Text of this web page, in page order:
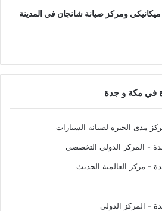
ومركز صيانة شانجان في المدينة
في مكة و جدة
مدى الخبرة لصيانة السيارات
- المركز الدولي التخصصي
- مركز العالمية الحديث
- المركز الدولي